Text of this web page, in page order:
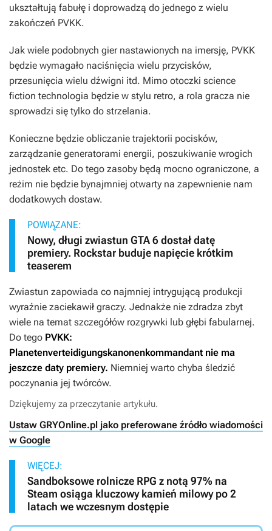
ukształtują fabułę i doprowadzą do jednego z wielu
zakończeń PVKK.
Jak wiele podobnych gier nastawionych na imersję, PVKK
będzie wymagało naciśnięcia wielu przycisków,
przesunięcia wielu dźwigni itd. Mimo otoczki science
fiction technologia będzie w stylu retro, a rola gracza nie
sprowadzi się tylko do strzelania.
Konieczne będzie obliczanie trajektorii pocisków,
zarządzanie generatorami energii, poszukiwanie wrogich
jednostek etc. Do tego zasoby będą mocno ograniczone, a
reżim nie będzie bynajmniej otwarty na zapewnienie nam
dodatkowych dostaw.
POWIĄZANE:
Nowy, długi zwiastun GTA 6 dostał datę
premiery. Rockstar buduje napięcie krótkim
teaserem
Zwiastun zapowiada co najmniej intrygującą produkcji
wyraźnie zaciekawił graczy. Jednakże nie zdradza zbyt
wiele na temat szczegółów rozgrywki lub głębi fabularnej.
Do tego PVKK:
Planetenverteidigungskanonenkommandant nie ma
jeszcze daty premiery. Niemniej warto chyba śledzić
poczynania jej twórców.
Dziękujemy za przeczytanie artykułu.
Ustaw GRYOnline.pl jako preferowane źródło wiadomości
w Google
WIĘCEJ:
Sandboksowe rolnicze RPG z notą 97% na
Steam osiąga kluczowy kamień milowy po 2
latach we wczesnym dostępie